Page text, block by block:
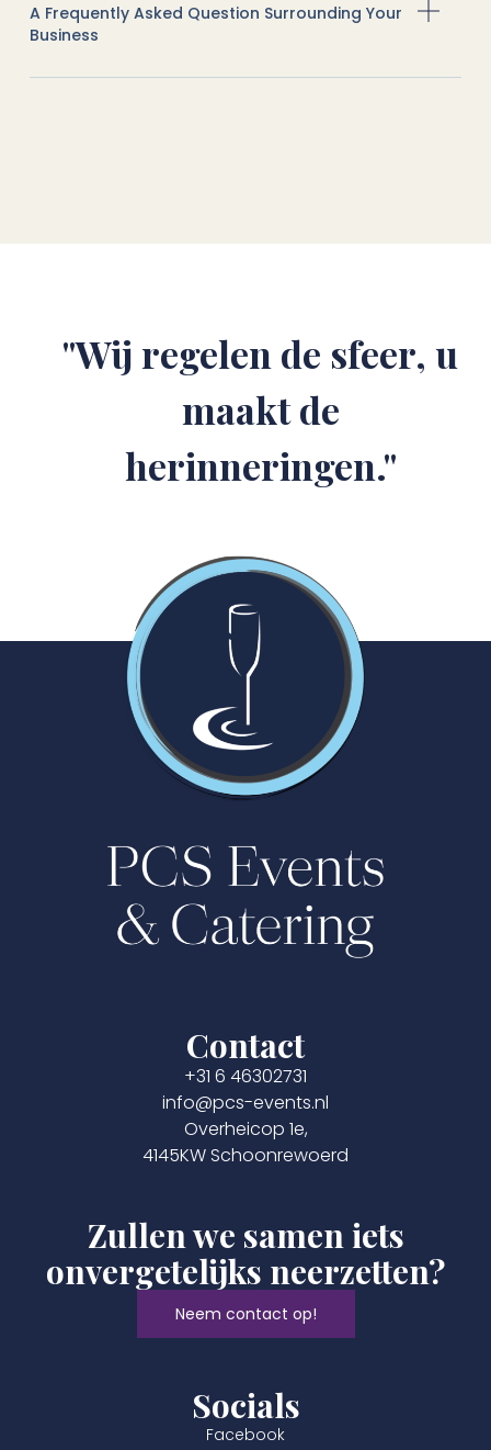
A Frequently Asked Question Surrounding Your
Business
"Wij regelen de sfeer, u
maakt de
herinneringen."
Contact
+31 6 46302731
info@pcs-events.nl
Overheicop 1e,
4145KW Schoonrewoerd
Zullen we samen iets
onvergetelijks neerzetten?
Neem contact op!
Socials
Facebook